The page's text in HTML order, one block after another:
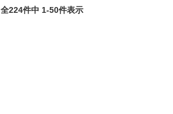
全224件中 1-50件表示